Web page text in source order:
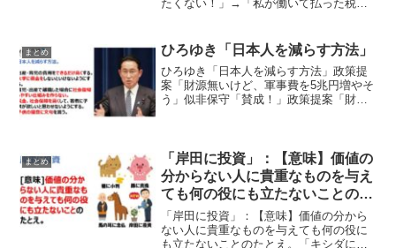
たくない！」→「私が働いて払った税金
からも二度出馬している渡辺てる子練馬
区議会議員が「安倍晋三の...
まとめ ひろゆき「日本人を減らす方法」
ひろゆき「日本人を減らす方法」政策提
案「財源無いけど、軍事費を5兆円増やそ
う」似非保守「賛成！」政策提案「財源
提案「高校を無償化...
まとめ
「岸田に投資」：【意味】価値の
分からない人に貴重なものを与え
ても何の役にも立たないことのた
とえ。
「岸田に投資」：【意味】価値の分から
ない人に貴重なものを与えても何の役に
も立たないことのたとえ。「キシダに投